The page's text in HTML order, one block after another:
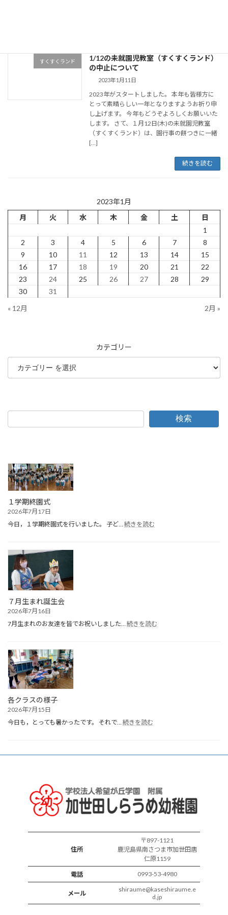
すくすくランド
1/12の未就園児教室（すくすくランド）
の中止について
2023年1月11日
2023年がスタートしました。 本年も皆様方に
とって素晴らしい一年となりますようお祈り申
し上げます。 今年もどうぞよろしくお願いいた
します。 さて、１月12日(木)の未就園児教室
（すくすくランド）は、園行事の餅つきに一緒
[…]
続きを読む
2023年1月
月
火 水 木 金 土
日
1
2
3 4 5 6 7
8
9
10 11 12 13 14
15
16
17 18 19 20 21
22
23
24 25 26 27 28
29
30
31
« 12月
2月 »
カテゴリー
検索
１学期終園式
2026年7月17日
今日，１学期終園式を行いました。 子ど… 続きを読む
７月生まれ誕生会
2026年7月16日
7月生まれのお友達を皆でお祝いしました…続きを読む
各クラスの様子
2026年7月15日
今日も，とっても暑かったです。 それで… 続きを読む
ス
住所
〒897-1121
鹿児島県南さつま市加世田唐
仁原1159
電話 0993-53-4980
メール
shiraume@kaseshiraume.e
d.jp